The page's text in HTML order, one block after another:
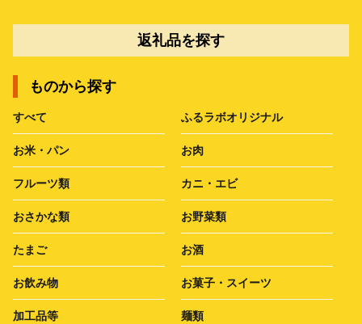
返礼品を探す
ものから探す
すべて ふるラボオリジナル
お米・パン お肉
フルーツ類 カニ・エビ
おさかな類 お野菜類
たまご お酒
お飲み物 お菓子・スイーツ
加工品等 麺類